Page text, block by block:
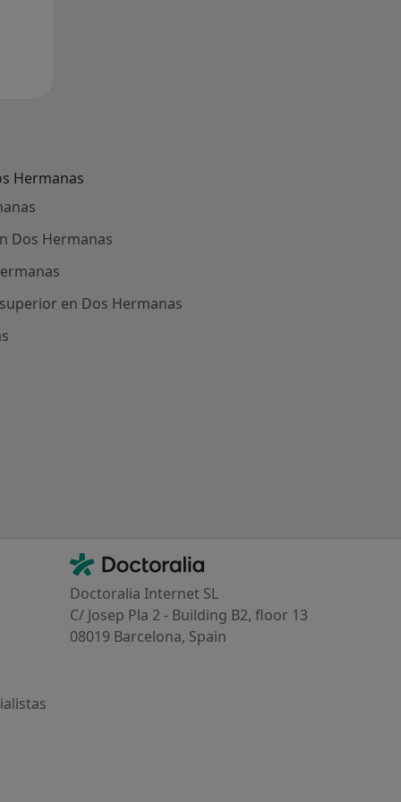
Hermanas
Dos Hermanas
en Dos Hermanas
Contacto
Doctoralia - Página de inicio
Doctoralia Internet SL
C/ Josep Pla 2 - Building B2, floor 13
08019 Barcelona, Spain